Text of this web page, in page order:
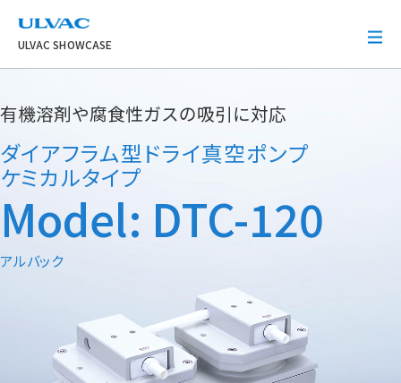
ULVAC
ULVAC SHOWCASE
有機溶剤や腐食性ガスの吸引に対応
ダイアフラム型ドライ真空ポンプ
ケミカルタイプ
Model: DTC-120
アルバック